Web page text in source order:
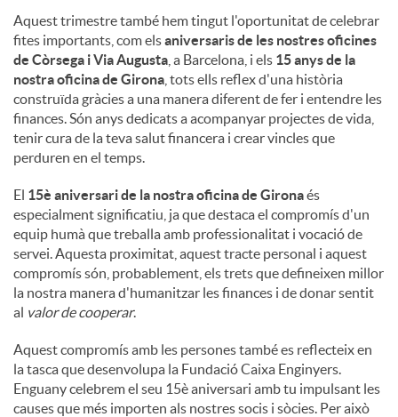
Aquest trimestre també hem tingut l'oportunitat de celebrar
fites importants, com elsaniversaris de les nostres oficines
de Còrsega i Via Augusta , a Barcelona, ​​i els 15 anys de la
nostra oficina de Girona , tots ells reflex d'una història
construïda gràcies a una manera diferent de fer i entendre les
finances. Són anys dedicats a acompanyar projectes de vida,
tenir cura de la teva salut financera i crear vincles que
perduren en el temps.
El 15è aniversari de la nostra oficina de Gironaés
especialment significatiu, ja que destaca el compromís d'un
equip humà que treballa amb professionalitat i vocació de
servei. Aquesta proximitat, aquest tracte personal i aquest
compromís són, probablement, els trets que defineixen millor
la nostra manera d'humanitzar les finances i de donar sentit
al valor de cooperar.
Aquest compromís amb les persones també es reflecteix en
la tasca que desenvolupa la Fundació Caixa Enginyers.
Enguany celebrem el seu 15è aniversari amb tu impulsant les
causes que més importen als nostres socis i sòcies. Per això